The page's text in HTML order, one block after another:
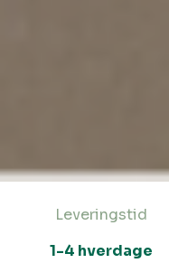
Leveringstid
1-4 hverdage